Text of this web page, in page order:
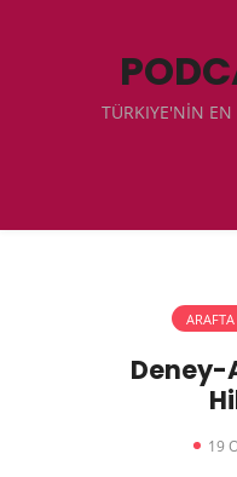
TÜRKIYE'NİN EN
Deney-
19